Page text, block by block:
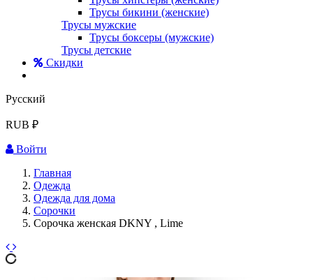
Трусы бикини (женские)
Трусы мужские
Трусы боксеры (мужские)
Трусы детские
Скидки
Русский
RUB ₽
Войти
Главная
Одежда
Одежда для дома
Сорочки
Сорочка женская DKNY , Lime